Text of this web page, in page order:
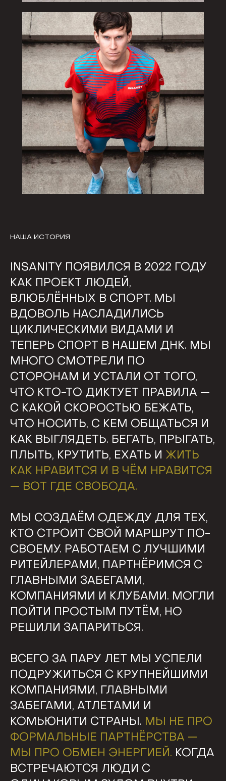
НАША ИСТОРИЯ
INSANITY ПОЯВИЛСЯ В 2022 ГОДУ
КАК ПРОЕКТ ЛЮДЕЙ,
ВЛЮБЛЁННЫХ В СПОРТ. МЫ
ВДОВОЛЬ НАСЛАДИЛИСЬ
ЦИКЛИЧЕСКИМИ ВИДАМИ И
ТЕПЕРЬ СПОРТ В НАШЕМ ДНК. МЫ
МНОГО СМОТРЕЛИ ПО
СТОРОНАМ И УСТАЛИ ОТ ТОГО,
ЧТО КТО-ТО ДИКТУЕТ ПРАВИЛА —
С КАКОЙ СКОРОСТЬЮ БЕЖАТЬ,
ЧТО НОСИТЬ, С КЕМ ОБЩАТЬСЯ И
КАК ВЫГЛЯДЕТЬ. БЕГАТЬ, ПРЫГАТЬ,
ПЛЫТЬ, КРУТИТЬ, ЕХАТЬ И ЖИТЬ
КАК НРАВИТСЯ И В ЧЁМ НРАВИТСЯ
— ВОТ ГДЕ СВОБОДА.
МЫ СОЗДАЁМ ОДЕЖДУ ДЛЯ ТЕХ,
КТО СТРОИТ СВОЙ МАРШРУТ ПО-
СВОЕМУ. РАБОТАЕМ С ЛУЧШИМИ
РИТЕЙЛЕРАМИ, ПАРТНЁРИМСЯ С
ГЛАВНЫМИ ЗАБЕГАМИ,
КОМПАНИЯМИ И КЛУБАМИ. МОГЛИ
ПОЙТИ ПРОСТЫМ ПУТЁМ, НО
РЕШИЛИ ЗАПАРИТЬСЯ.
ВСЕГО ЗА ПАРУ ЛЕТ МЫ УСПЕЛИ
ПОДРУЖИТЬСЯ С КРУПНЕЙШИМИ
КОМПАНИЯМИ, ГЛАВНЫМИ
ЗАБЕГАМИ, АТЛЕТАМИ И
КОМЬЮНИТИ СТРАНЫ. МЫ НЕ ПРО
ФОРМАЛЬНЫЕ ПАРТНЁРСТВА —
МЫ ПРО ОБМЕН ЭНЕРГИЕЙ. КОГДА
ВСТРЕЧАЮТСЯ ЛЮДИ С